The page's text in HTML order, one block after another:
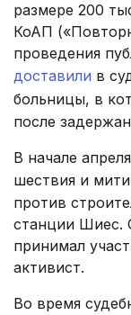
размере 200
КоАП
проведения
доставили в
больницы, в
после
В начале
шествия и
против
станции Шиес.
принимал
активист.
Во время